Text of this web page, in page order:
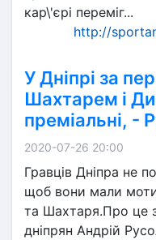
кар\'єрі переміг...
http://
У Дніпрі за
Шахтарем і
преміальні, -
2020-07-26 20:00
Гравців Дніпра не
щоб вони мали
та Шахтаря.Про це
дніпрян Андрій